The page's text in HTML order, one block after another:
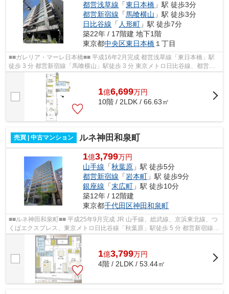
都営浅草線 「東日本橋 」駅 徒歩3分
都営新宿線 「馬喰横山 」駅 徒歩3分
日比谷線 「 人形町 」駅 徒歩7分
築22年 / 17階建 地下1階
東京都中央区東日本橋 １丁目
■■ガレリア・マーレ日本橋■■ 平成16年2月完成 都営浅草線「東日本橋」駅
徒歩 3 分 都営新宿線「馬喰横山」駅徒歩 3 分 東京メトロ日比谷線、都営浅
草線「人形町」駅徒歩7分 フロン...
1億6,699万円
10階 / 2LDK / 66.63㎡
売買 | 中古マンション ルネ神田和泉町
1億3,799万円
山手線 「秋葉原 」駅 徒歩5分
都営新宿線 「岩本町 」駅 徒歩9分
銀座線 「末広町 」駅 徒歩10分
築12年 / 12階建
東京都千代田区神田和泉町
■■ルネ神田和泉町■■ 平成25年9月完成 JR 山手線、総武線、京浜東北線、つ
くばエクスプレス、東京メトロ日比谷線「秋葉原」駅徒歩 5 分 都営新宿線
「岩本町」駅徒歩9分 東京メトロ銀...
1億3,799万円
4階 / 2LDK / 53.44㎡